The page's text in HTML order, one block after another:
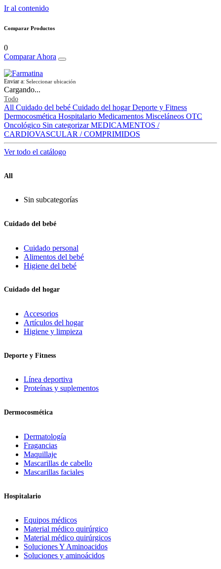
Ir al contenido
Comparar Productos
0
Comparar Ahora
Enviar a: Seleccionar ubicación
Cargando...
Todo
All Cuidado del bebé Cuidado del hogar Deporte y Fitness
Dermocosmética Hospitalario Medicamentos Misceláneos OTC
Oncológico Sin categorizar MEDICAMENTOS /
CARDIOVASCULAR / COMPRIMIDOS
Ver todo el catálogo
All
Sin subcategorías
Cuidado del bebé
Cuidado personal
Alimentos del bebé
Higiene del bebé
Cuidado del hogar
Accesorios
Artículos del hogar
Higiene y limpieza
Deporte y Fitness
Línea deportiva
Proteínas y suplementos
Dermocosmética
Dermatología
Fragancias
Maquillaje
Mascarillas de cabello
Mascarillas faciales
Hospitalario
Equipos médicos
Material médico quirúrgico
Material médico quirúrgicos
Soluciones Y Aminoacidos
Soluciones y aminoácidos